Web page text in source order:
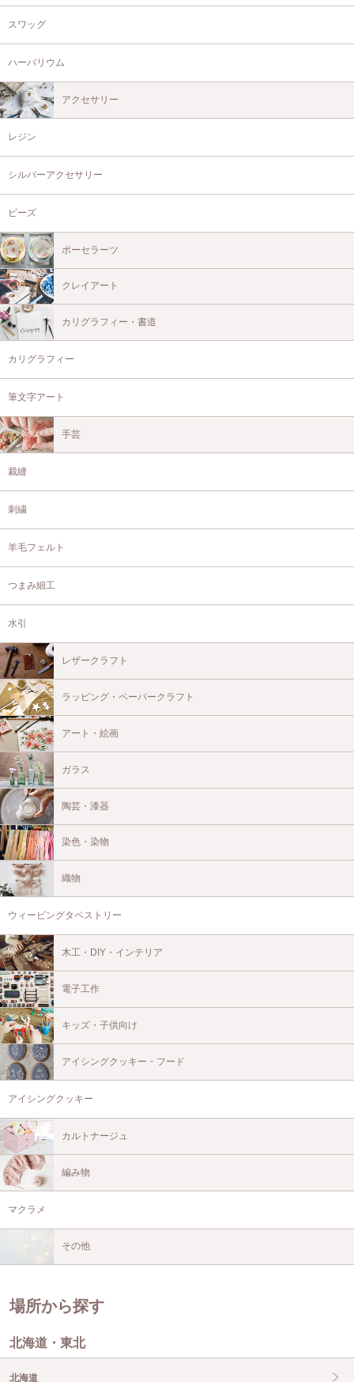
スワッグ
ハーバリウム
アクセサリー
レジン
シルバーアクセサリー
ビーズ
ポーセラーツ
クレイアート
カリグラフィー・書道
カリグラフィー
筆文字アート
手芸
裁縫
刺繍
羊毛フェルト
つまみ細工
水引
レザークラフト
ラッピング・ペーパークラフト
アート・絵画
ガラス
陶芸・漆器
染色・染物
織物
ウィービングタペストリー
木工・DIY・インテリア
電子工作
キッズ・子供向け
アイシングクッキー・フード
アイシングクッキー
カルトナージュ
編み物
マクラメ
その他
場所から探す
北海道・東北
北海道